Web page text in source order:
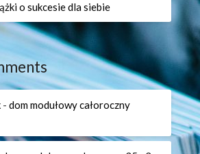
o sukcesie dla siebie
-dom modułowy całoroczny